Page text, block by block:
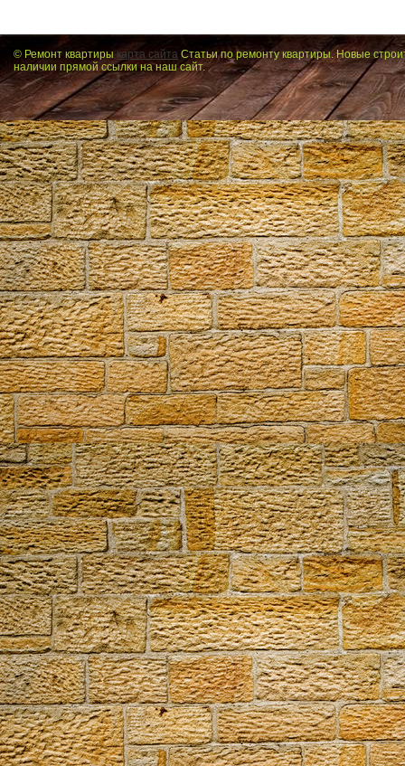
© Ремонт квартирыкарта сайта Статьи по ремонту квартиры. Новые
наличии прямой ссылки на наш сайт.